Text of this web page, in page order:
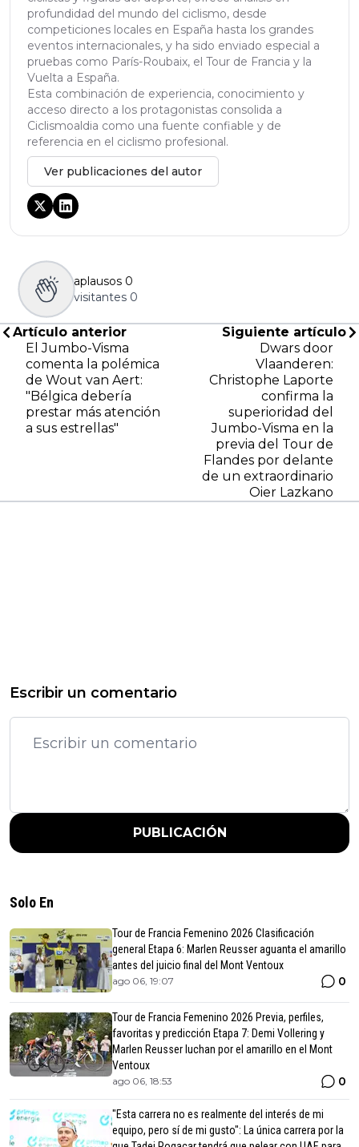
profundidad del mundo del ciclismo, desde
competiciones locales en España hasta los grandes
eventos internacionales, y ha sido enviado especial a
pruebas como París-Roubaix, el Tour de Francia y la
Vuelta a España.
Esta combinación de experiencia, conocimiento y
acceso directo a los protagonistas consolida a
Ciclismoaldia como una fuente confiable y de
referencia en el ciclismo profesional.
Ver publicaciones del autor
aplausos 0
visitantes 0
Artículo anterior
El Jumbo-Visma
comenta la polémica
de Wout van Aert:
"Bélgica debería
prestar más atención
a sus estrellas"
Siguiente artículo
Dwars door
Vlaanderen:
Christophe Laporte
confirma la
superioridad del
Jumbo-Visma en la
previa del Tour de
Flandes por delante
de un extraordinario
Oier Lazkano
Escribir un comentario
PUBLICACIÓN
Solo En
Tour de Francia Femenino 2026 Clasificación
general Etapa 6: Marlen Reusser aguanta el amarillo
antes del juicio final del Mont Ventoux
ago 06, 19:07 0
Tour de Francia Femenino 2026 Previa, perfiles,
favoritas y predicción Etapa 7: Demi Vollering y
Marlen Reusser luchan por el amarillo en el Mont
Ventoux
ago 06, 18:53 0
"Esta carrera no es realmente del interés de mi
equipo, pero sí de mi gusto": La única carrera por la